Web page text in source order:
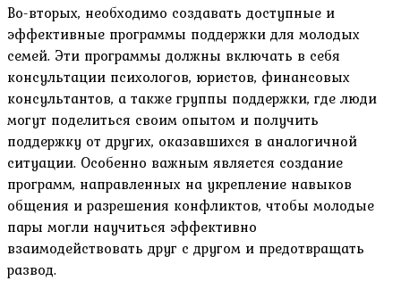
Во-вторых, необходимо создавать доступные и
эффективные программы поддержки для молодых
семей. Эти программы должны включать в себя
консультации психологов, юристов, финансовых
консультантов, а также группы поддержки, где люди
могут поделиться своим опытом и получить
поддержку от других, оказавшихся в аналогичной
ситуации. Особенно важным является создание
программ, направленных на укрепление навыков
общения и разрешения конфликтов, чтобы молодые
пары могли научиться эффективно
взаимодействовать друг с другом и предотвращать
развод.